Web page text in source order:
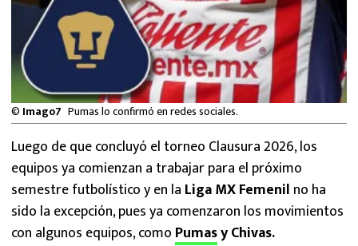
BOXEO
LIGA MX
NFL
© Imago7 Pumas lo confirmó en redes sociales.
Luego de que concluyó el torneo Clausura 2026, los
equipos ya comienzan a trabajar para el próximo
semestre futbolístico y en la Liga MX Femenil no ha
sido la excepción, pues ya comenzaron los movimientos
con algunos equipos, como Pumasy Chivas.